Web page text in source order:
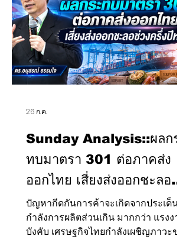
ปริซึมทางรัฐศาสตร์ และ
รัฐประศาสนศาสตร์ ระบบราชการประจำ
คือ "สถาบันรัฐ" เพียงหนึ่งเดียวที่ทำหน้าที่
เป็นก
Sunday Analysis::ผลกระ
ทบมาตรา 301 ต่อภาคส่ง
ออกไทย เสี่ยงส่งออกชะลอ
ช่วงครึ่งปีหลัง
ปัญหากีดกันการค้าจะเกิดจากประเด็น
กำลังการผลิตส่วนเกิน มากกว่า แรงงาน
บังคับ เศรษฐกิจไทยกำลังเผชิญภาวะขาด
26 ก.ค.